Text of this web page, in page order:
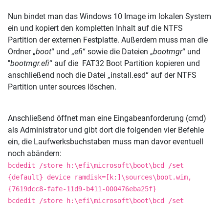
Nun bindet man das Windows 10 Image im lokalen System
ein und kopiert den kompletten Inhalt auf die NTFS
Partition der externen Festplatte. Außerdem muss man die
Ordner „boot“ und „efi“ sowie die Dateien „bootmgr“ und
"bootmgr.efi“ auf die FAT32 Boot Partition kopieren und
anschließend noch die Datei „install.esd“ auf der NTFS
Partition unter sources löschen.
Anschließend öffnet man eine Eingabeanforderung (cmd)
als Administrator und gibt dort die folgenden vier Befehle
ein, die Laufwerksbuchstaben muss man davor eventuell
noch abändern:
bcdedit /store h:\efi\microsoft\boot\bcd /set
{default} device ramdisk=[k:]\sources\boot.wim,
{7619dcc8-fafe-11d9-b411-000476eba25f}
bcdedit /store h:\efi\microsoft\boot\bcd /set